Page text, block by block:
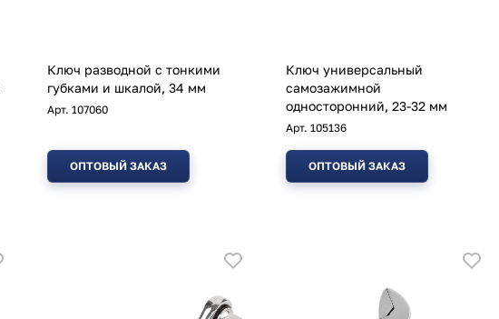
Ключ разводной с тонкими
губками и шкалой, 34 мм
Арт. 107060
ОПТОВЫЙ ЗАКАЗ
Ключ универсальный
самозажимной
односторонний, 23-32 мм
Арт. 105136
ОПТОВЫЙ ЗАКАЗ